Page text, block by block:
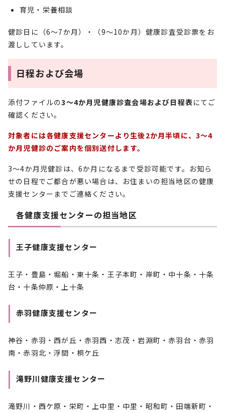
育児・栄養相談
健診日に（6～7か月）・（9～10か月）健康診査受診票をお
渡ししています。
日程および会場
添付ファイルの3～4か月児健康診査会場および日程表にてご
確認ください。
対象者には各健康支援センターより生後2か月半頃に、3～4
か月児健診のご案内を個別送付します。
3～4か月児健診は、6か月になるまで受診可能です。お知ら
せの日程でご都合が悪い場合は、お住まいの担当地区の健康
支援センターまでご連絡ください。
各健康支援センターの担当地区
王子健康支援センター
王子・豊島・堀船・東十条・王子本町・岸町・中十条・十条
台・十条仲原・上十条
赤羽健康支援センター
神谷・赤羽・西が丘・赤羽西・志茂・岩淵町・赤羽台・赤羽
南・赤羽北・浮間・桐ケ丘
滝野川健康支援センター
滝野川・西ケ原・栄町・上中里・中里・昭和町・田端新町・